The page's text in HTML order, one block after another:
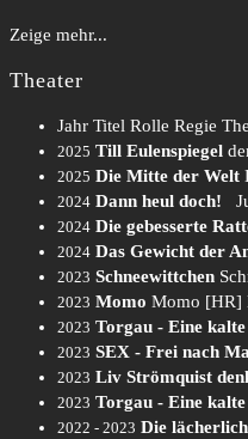
Zeige mehr...
Theater
Jahr Titel Rolle Regie
2025 Till Eulenspiegel
2025 Die Mitte der Welt
2024 Dann heul doch!
2024 Die gebesserte
2024 Das Gewicht der
2023 Schneewittchen
2023 Momo Momo [HR]
2023 Torgau - Eine
2023 SEX - Frei nach
2023 Liv Strömquist
2023 Torgau - Eine
2022 - 2023 Die